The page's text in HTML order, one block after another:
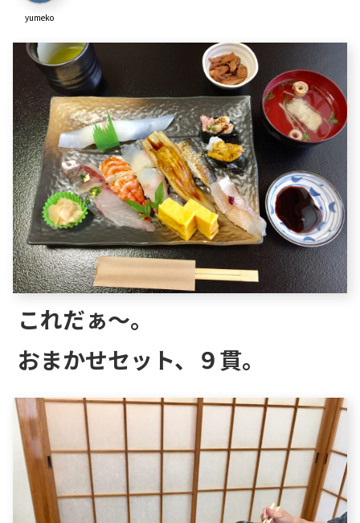
yumeko
これだぁ～。
おまかせセット、９貫。